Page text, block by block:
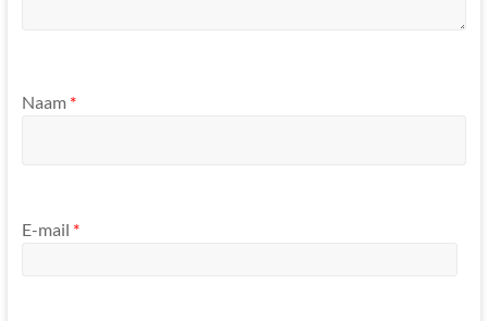
Naam *
E-mail *